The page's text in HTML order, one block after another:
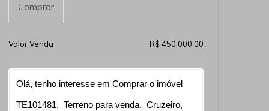
Comprar
Valor Venda R$ 450.000,00